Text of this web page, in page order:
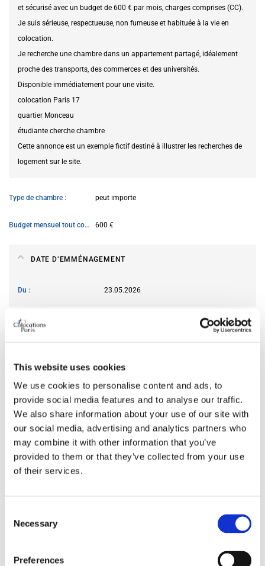
This website uses cookies
We use cookies to personalise content and ads, to
provide social media features and to analyse our traffic.
We also share information about your use of our site with
our social media, advertising and analytics partners who
may combine it with other information that you’ve
provided to them or that they’ve collected from your use
of their services.
Selection
Necessary
Preferences
et sécurisé avec un budget de 600 € par mois, charges comprises (CC).
Je suis sérieuse, respectueuse, non fumeuse et habituée à la vie en
colocation.
Je recherche une chambre dans un appartement partagé, idéalement
proche des transports, des commerces et des universités.
Disponible immédiatement pour une visite.
colocation Paris 17
quartier Monceau
étudiante cherche chambre
Cette annonce est un exemple fictif destiné à illustrer les recherches de
logement sur le site.
Type de chambre peut importe
Budget mensuel tout compris 600 €
DATE D’EMMÉNAGEMENT
Du 23.05.2026
CARACTÉRISTIQUES REQUISES DE LA CHAMBRE
Type de lit préféré
peut import
Bureau requis
Wi-Fi requis
oui
TV requise
peut Import
À PROPOS DE MOI
Ma tranche d’âge